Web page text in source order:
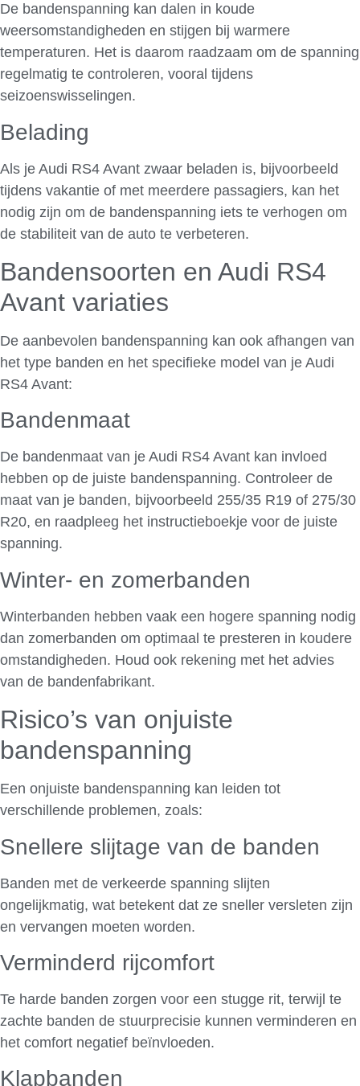
De bandenspanning kan dalen in koude
weersomstandigheden en stijgen bij warmere
temperaturen. Het is daarom raadzaam om de spanning
regelmatig te controleren, vooral tijdens
seizoenswisselingen.
Belading
Als je Audi RS4 Avant zwaar beladen is, bijvoorbeeld
tijdens vakantie of met meerdere passagiers, kan het
nodig zijn om de bandenspanning iets te verhogen om
de stabiliteit van de auto te verbeteren.
Bandensoorten en Audi RS4
Avant variaties
De aanbevolen bandenspanning kan ook afhangen van
het type banden en het specifieke model van je Audi
RS4 Avant:
Bandenmaat
De bandenmaat van je Audi RS4 Avant kan invloed
hebben op de juiste bandenspanning. Controleer de
maat van je banden, bijvoorbeeld 255/35 R19 of 275/30
R20, en raadpleeg het instructieboekje voor de juiste
spanning.
Winter- en zomerbanden
Winterbanden hebben vaak een hogere spanning nodig
dan zomerbanden om optimaal te presteren in koudere
omstandigheden. Houd ook rekening met het advies
van de bandenfabrikant.
Risico’s van onjuiste
bandenspanning
Een onjuiste bandenspanning kan leiden tot
verschillende problemen, zoals:
Snellere slijtage van de banden
Banden met de verkeerde spanning slijten
ongelijkmatig, wat betekent dat ze sneller versleten zijn
en vervangen moeten worden.
Verminderd rijcomfort
Te harde banden zorgen voor een stugge rit, terwijl te
zachte banden de stuurprecisie kunnen verminderen en
het comfort negatief beïnvloeden.
Klapbanden